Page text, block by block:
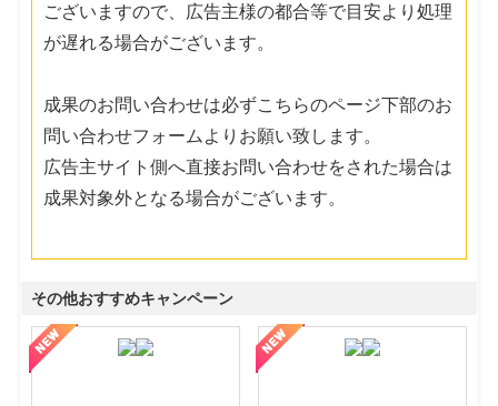
ございますので、広告主様の都合等で目安より処理
が遅れる場合がございます。
成果のお問い合わせは必ずこちらのページ下部のお
問い合わせフォームよりお願い致します。
広告主サイト側へ直接お問い合わせをされた場合は
成果対象外となる場合がございます。
その他おすすめキャンペーン